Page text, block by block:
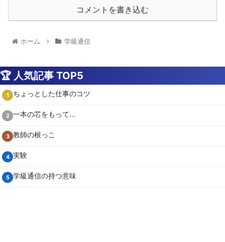
コメントを書き込む
ホーム 学級通信
🏆 人気記事 TOP5
1 ちょっとした仕事のコツ
2 一本の芯をもって…
3 教師の根っこ
4 実験
5 学級通信の持つ意味